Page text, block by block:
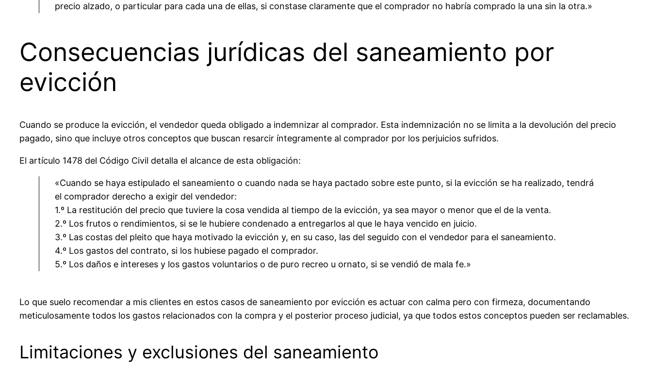
precio alzado, o particular para cada una de ellas, si constase claramente que el comprador no habría comprado la una sin la otra.»
Consecuencias jurídicas del saneamiento por
evicción
Cuando se produce la evicción, el vendedor queda obligado a indemnizar al comprador. Esta indemnización no se limita a la devolución del precio
pagado, sino que incluye otros conceptos que buscan resarcir íntegramente al comprador por los perjuicios sufridos.
El artículo 1478 del Código Civil detalla el alcance de esta obligación:
«Cuando se haya estipulado el saneamiento o cuando nada se haya pactado sobre este punto, si la evicción se ha realizado, tendrá
el comprador derecho a exigir del vendedor:
1.º La restitución del precio que tuviere la cosa vendida al tiempo de la evicción, ya sea mayor o menor que el de la venta.
2.º Los frutos o rendimientos, si se le hubiere condenado a entregarlos al que le haya vencido en juicio.
3.º Las costas del pleito que haya motivado la evicción y, en su caso, las del seguido con el vendedor para el saneamiento.
4.º Los gastos del contrato, si los hubiese pagado el comprador.
5.º Los daños e intereses y los gastos voluntarios o de puro recreo u ornato, si se vendió de mala fe.»
Lo que suelo recomendar a mis clientes en estos casos de saneamiento por evicción es actuar con calma pero con firmeza, documentando
meticulosamente todos los gastos relacionados con la compra y el posterior proceso judicial, ya que todos estos conceptos pueden ser reclamables.
Limitaciones y exclusiones del saneamiento